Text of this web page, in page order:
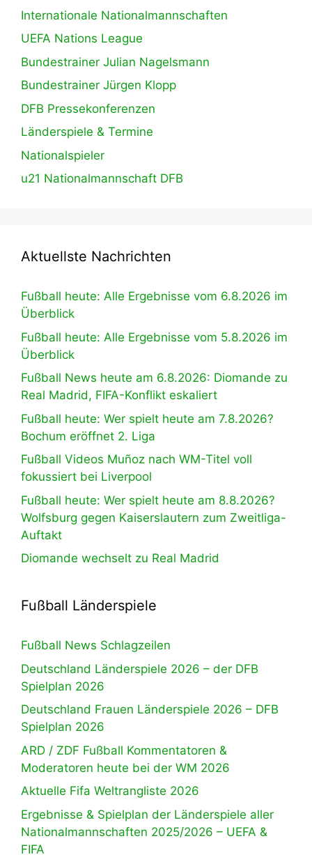
Internationale Nationalmannschaften
UEFA Nations League
Bundestrainer Julian Nagelsmann
Bundestrainer Jürgen Klopp
DFB Pressekonferenzen
Länderspiele & Termine
Nationalspieler
u21 Nationalmannschaft DFB
Aktuellste Nachrichten
Fußball heute: Alle Ergebnisse vom 6.8.2026 im
Überblick
Fußball heute: Alle Ergebnisse vom 5.8.2026 im
Überblick
Fußball News heute am 6.8.2026: Diomande zu
Real Madrid, FIFA-Konflikt eskaliert
Fußball heute: Wer spielt heute am 7.8.2026?
Bochum eröffnet 2. Liga
Fußball Videos Muñoz nach WM-Titel voll
fokussiert bei Liverpool
Fußball heute: Wer spielt heute am 8.8.2026?
Wolfsburg gegen Kaiserslautern zum Zweitliga-
Auftakt
Diomande wechselt zu Real Madrid
Fußball Länderspiele
Fußball News Schlagzeilen
Deutschland Länderspiele 2026 – der DFB
Spielplan 2026
Deutschland Frauen Länderspiele 2026 – DFB
Spielplan 2026
ARD / ZDF Fußball Kommentatoren &
Moderatoren heute bei der WM 2026
Aktuelle Fifa Weltrangliste 2026
Ergebnisse & Spielplan der Länderspiele aller
Nationalmannschaften 2025/2026 – UEFA &
FIFA